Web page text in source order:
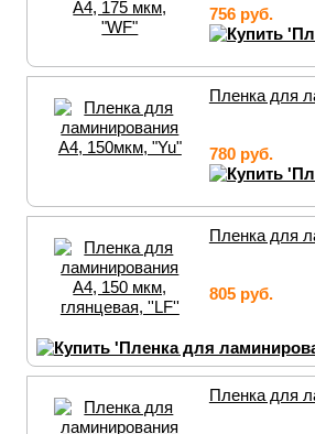
756 руб.
Пленка для
780 руб.
Пленка для
805 руб.
Пленка для